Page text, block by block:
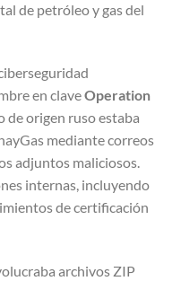
de petróleo y gas del
en claveOperation
de origen ruso estaba
mediante correos
adjuntos maliciosos.
internas, incluyendo
de certificación
archivos ZIP